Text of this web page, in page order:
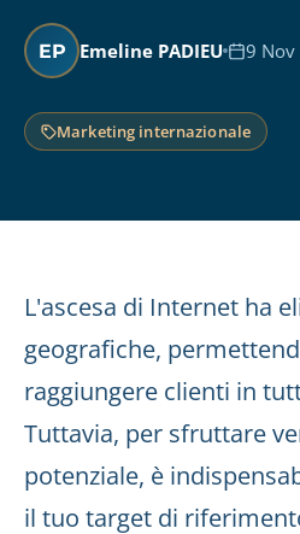
EP Emeline PADIEU 9 Nov
Marketing internazionale
L'ascesa di Internet ha
geografiche,
raggiungere clienti in
Tuttavia, per sfruttare
potenziale, è
il tuo target di